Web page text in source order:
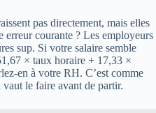
pas directement, mais elles
erreur courante ? Les employeurs
sup. Si votre salaire semble
× taux horaire + 17,33 ×
en à votre RH. C’est comme
le faire avant de partir.